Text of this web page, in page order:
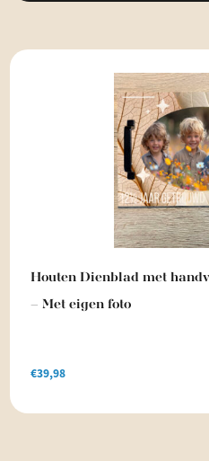
Houten Dienblad met
– Met eigen foto
€39,98